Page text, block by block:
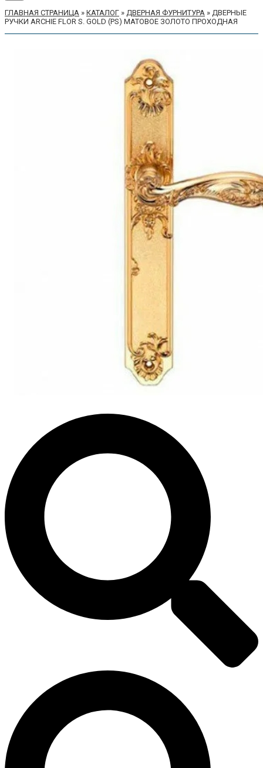
ГЛАВНАЯ СТРАНИЦА » КАТАЛОГ » ДВЕРНАЯ ФУРНИТУРА » ДВЕРНЫЕ
РУЧКИ ARCHIE FLOR S. GOLD (PS) МАТОВОЕ ЗОЛОТО ПРОХОДНАЯ